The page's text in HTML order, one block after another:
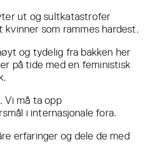
ut og sultkatastrofer
kvinner som rammes hardest.
og tydelig fra bakken her
på tide med en feministisk
Vi må ta opp
i internasjonale fora.
erfaringer og dele de med